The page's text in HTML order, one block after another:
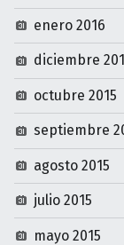
enero 2016
diciembre
octubre 2015
septiembre
agosto 2015
julio 2015
mayo 2015